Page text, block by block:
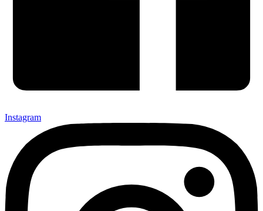
Instagram